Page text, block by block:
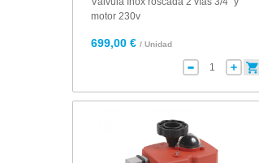
motor 230v
699,00 € / Unidad